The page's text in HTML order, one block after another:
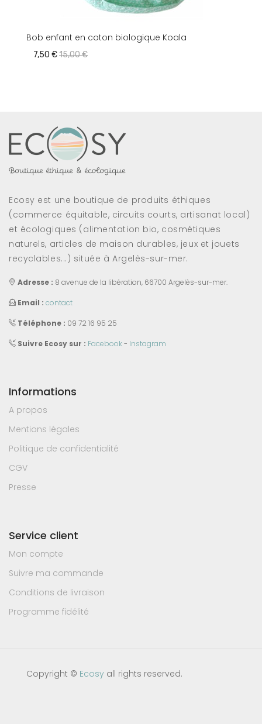
Bob enfant en coton biologique Koala
7,50 €15,00 €
Ecosy est une boutique de produits éthiques
(commerce équitable, circuits courts, artisanat local)
et écologiques (alimentation bio, cosmétiques
naturels, articles de maison durables, jeux et jouets
recyclables...) située à Argelès-sur-mer.
Adresse : 8 avenue de la libération, 66700 Argelès-sur-mer.
Email : contact
Téléphone : 09 72 16 95 25
Suivre Ecosy sur : Facebook- Instagram
Informations
A propos
Mentions légales
Politique de confidentialité
CGV
Presse
Service client
Mon compte
Suivre ma commande
Conditions de livraison
Programme fidélité
Copyright © Ecosy all rights reserved.